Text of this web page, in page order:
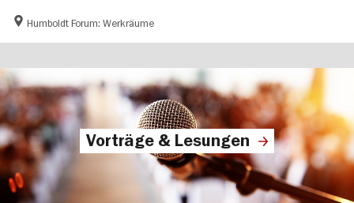
Humboldt Forum: Werkräume
Vorträge & Lesungen